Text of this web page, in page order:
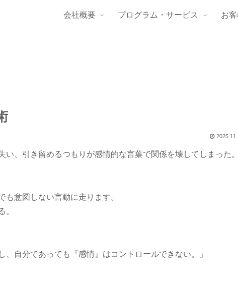
会社概要 プログラム・サービス お
い、引き留めるつもりが感情的な言葉で関係を壊してしまった
意図しない言動に走ります。
。
、自分であっても『感情』はコントロールできない。」